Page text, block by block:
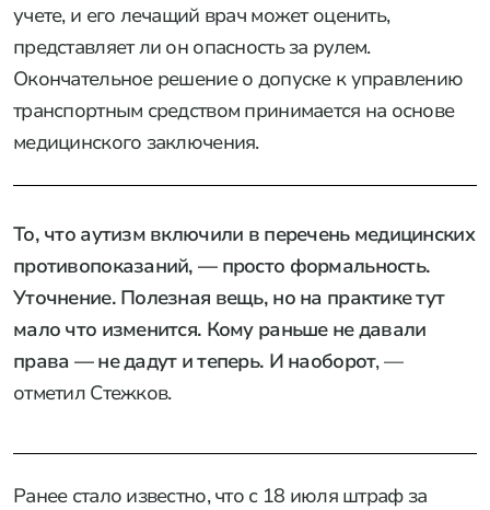
учете, и его лечащий врач может оценить,
представляет ли он опасность за рулем.
Окончательное решение о допуске к управлению
транспортным средством принимается на основе
медицинского заключения.
То, что аутизм включили в перечень медицинских
противопоказаний, — просто формальность.
Уточнение. Полезная вещь, но на практике тут
мало что изменится. Кому раньше не давали
права — не дадут и теперь. И наоборот, —
отметил Стежков.
Ранее стало известно, что с 18 июля штраф за